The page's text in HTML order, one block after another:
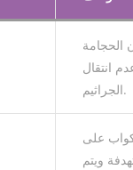
الحجامة
انتقال
الجراثيم.
على
ويتم